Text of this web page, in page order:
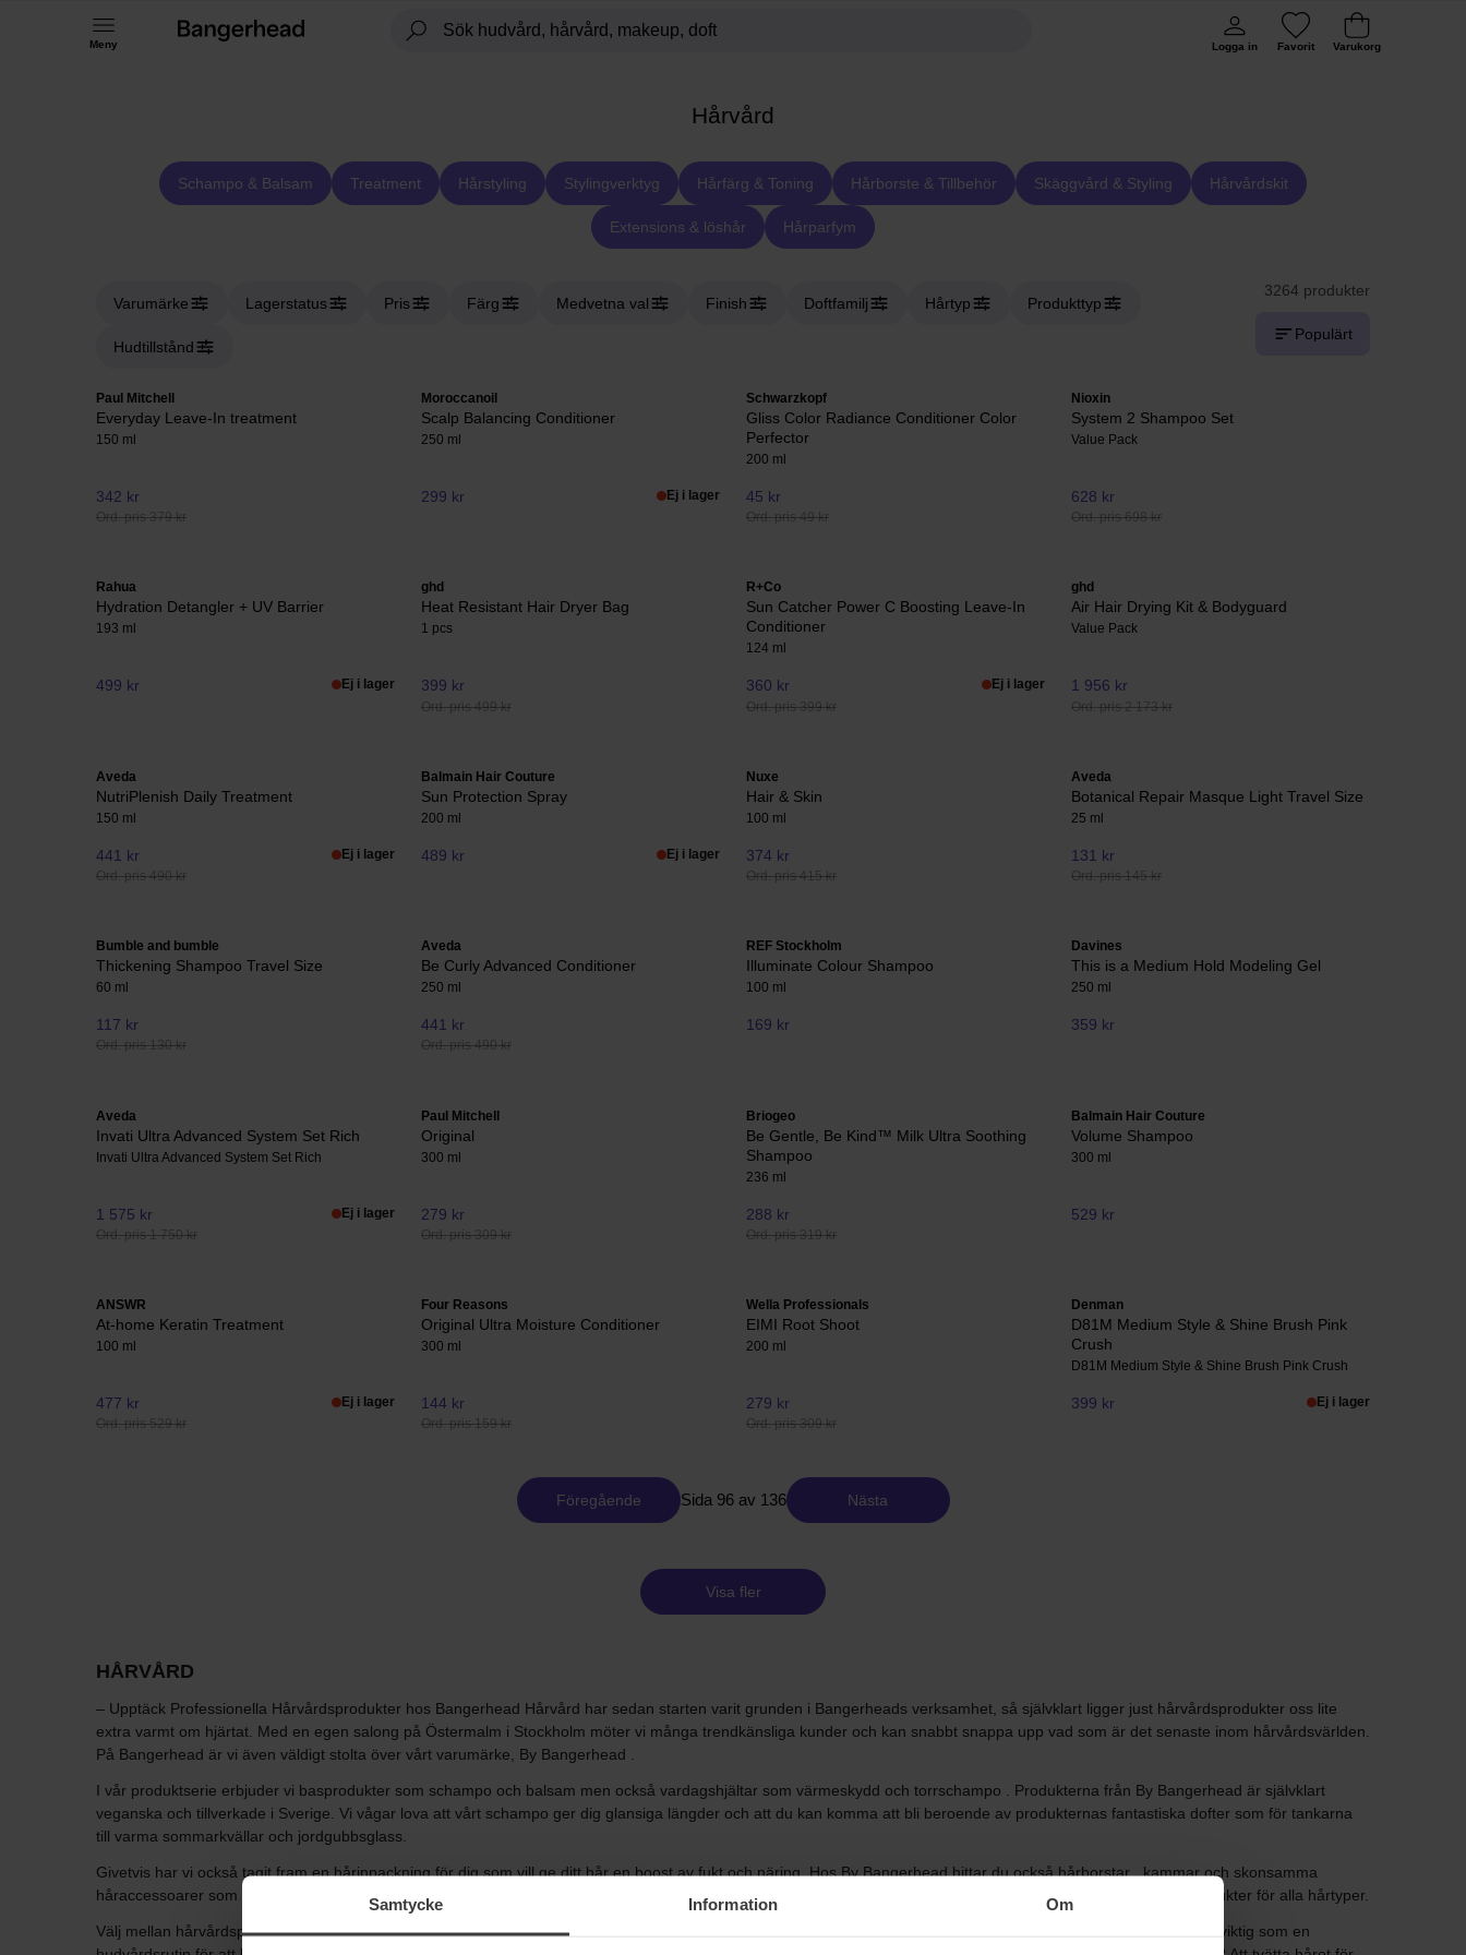
Samtycke Information Om
Meny Logga in Favorit Varukorg
Hårvård
Schampo & Balsam Treatment Hårstyling Stylingverktyg Hårfärg & Toning Hårborste & Tillbehör Skäggvård & Styling Hårvårdskit
Extensions & löshår Hårparfym
Varumärke Lagerstatus Pris Färg Medvetna val Finish Doftfamilj Hårtyp Produkttyp
Hudtillstånd
3264 produkter
Populärt
Paul Mitchell
Everyday Leave-In treatment
150 ml
342 kr
Ord. pris 379 kr
Moroccanoil
Scalp Balancing Conditioner
250 ml
299 kr Ej i lager
Schwarzkopf
Gliss Color Radiance Conditioner Color
Perfector
200 ml
45 kr
Ord. pris 49 kr
Nioxin
System 2 Shampoo Set
Value Pack
628 kr
Ord. pris 698 kr
Rahua
Hydration Detangler + UV Barrier
193 ml
499 kr Ej i lager
ghd
Heat Resistant Hair Dryer Bag
1 pcs
399 kr
Ord. pris 499 kr
R+Co
Sun Catcher Power C Boosting Leave-In
Conditioner
124 ml
360 kr
Ord. pris 399 kr
Ej i lager
ghd
Air Hair Drying Kit & Bodyguard
Value Pack
1 956 kr
Ord. pris 2 173 kr
Aveda
NutriPlenish Daily Treatment
150 ml
441 kr
Ord. pris 490 kr
Ej i lager
Balmain Hair Couture
Sun Protection Spray
200 ml
489 kr Ej i lager
Nuxe
Hair & Skin
100 ml
374 kr
Ord. pris 415 kr
Aveda
Botanical Repair Masque Light Travel Size
25 ml
131 kr
Ord. pris 145 kr
Bumble and bumble
Thickening Shampoo Travel Size
60 ml
117 kr
Ord. pris 130 kr
Aveda
Be Curly Advanced Conditioner
250 ml
441 kr
Ord. pris 490 kr
REF Stockholm
Illuminate Colour Shampoo
100 ml
169 kr
Davines
This is a Medium Hold Modeling Gel
250 ml
359 kr
Aveda
Invati Ultra Advanced System Set Rich
Invati Ultra Advanced System Set Rich
1 575 kr
Ord. pris 1 750 kr
Ej i lager
Paul Mitchell
Original
300 ml
279 kr
Ord. pris 309 kr
Briogeo
Be Gentle, Be Kind™ Milk Ultra Soothing
Shampoo
236 ml
288 kr
Ord. pris 319 kr
Balmain Hair Couture
Volume Shampoo
300 ml
529 kr
ANSWR
At-home Keratin Treatment
100 ml
477 kr
Ord. pris 529 kr
Ej i lager
Four Reasons
Original Ultra Moisture Conditioner
300 ml
144 kr
Ord. pris 159 kr
Wella Professionals
EIMI Root Shoot
200 ml
279 kr
Ord. pris 309 kr
Denman
D81M Medium Style & Shine Brush Pink
Crush
D81M Medium Style & Shine Brush Pink Crush
399 kr Ej i lager
Föregående Sida 96 av 136 Nästa
Visa fler
HÅRVÅRD
– Upptäck Professionella Hårvårdsprodukter hos Bangerhead Hårvård har sedan starten varit grunden i Bangerheads verksamhet, så självklart ligger just hårvårdsprodukter oss lite
extra varmt om hjärtat. Med en egen salong på Östermalm i Stockholm möter vi många trendkänsliga kunder och kan snabbt snappa upp vad som är det senaste inom hårvårdsvärlden.
På Bangerhead är vi även väldigt stolta över vårt varumärke, By Bangerhead .
I vår produktserie erbjuder vi basprodukter som schampo och balsam men också vardagshjältar som värmeskydd och torrschampo . Produkterna från By Bangerhead är självklart
veganska och tillverkade i Sverige. Vi vågar lova att vårt schampo ger dig glansiga längder och att du kan komma att bli beroende av produkternas fantastiska dofter som för tankarna
till varma sommarkvällar och jordgubbsglass.
Givetvis har vi också tagit fram en hårinpackning för dig som vill ge ditt hår en boost av fukt och näring. Hos By Bangerhead hittar du också hårborstar , kammar och skonsamma
håraccessoarer som passar lika bra till vardags som på fest. Oavsett om du söker hårvård för män , hårvård för lockigt hår eller hårvård online har vi hårvårdsprodukter för alla hårtyper.
Välj mellan hårvårdsprodukter från välkända varumärken och olika prisklasser. Så skapar du den bästa hårvårdsrutinen – Produkter & Tips En hårvårdsrutin är lika viktig som en